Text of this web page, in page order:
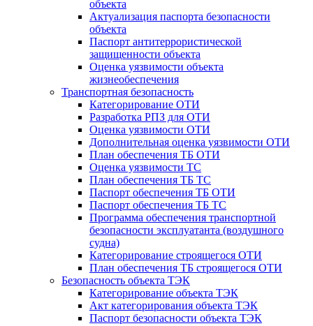
объекта
Актуализация паспорта безопасности
объекта
Паспорт антитеррористической
защищенности объекта
Оценка уязвимости объекта
жизнеобеспечения
Транспортная безопасность
Категорирование ОТИ
Разработка РПЗ для ОТИ
Оценка уязвимости ОТИ
Дополнительная оценка уязвимости ОТИ
План обеспечения ТБ ОТИ
Оценка уязвимости ТС
План обеспечения ТБ ТС
Паспорт обеспечения ТБ ОТИ
Паспорт обеспечения ТБ ТС
Программа обеспечения транспортной
безопасности эксплуатанта (воздушного
судна)
Категорирование строящегося ОТИ
План обеспечения ТБ строящегося ОТИ
Безопасность объекта ТЭК
Категорирование объекта ТЭК
Акт категорирования объекта ТЭК
Паспорт безопасности объекта ТЭК